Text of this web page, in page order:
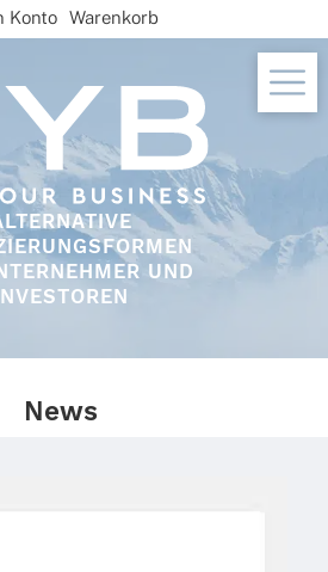
UND
Konto Warenkorb
News